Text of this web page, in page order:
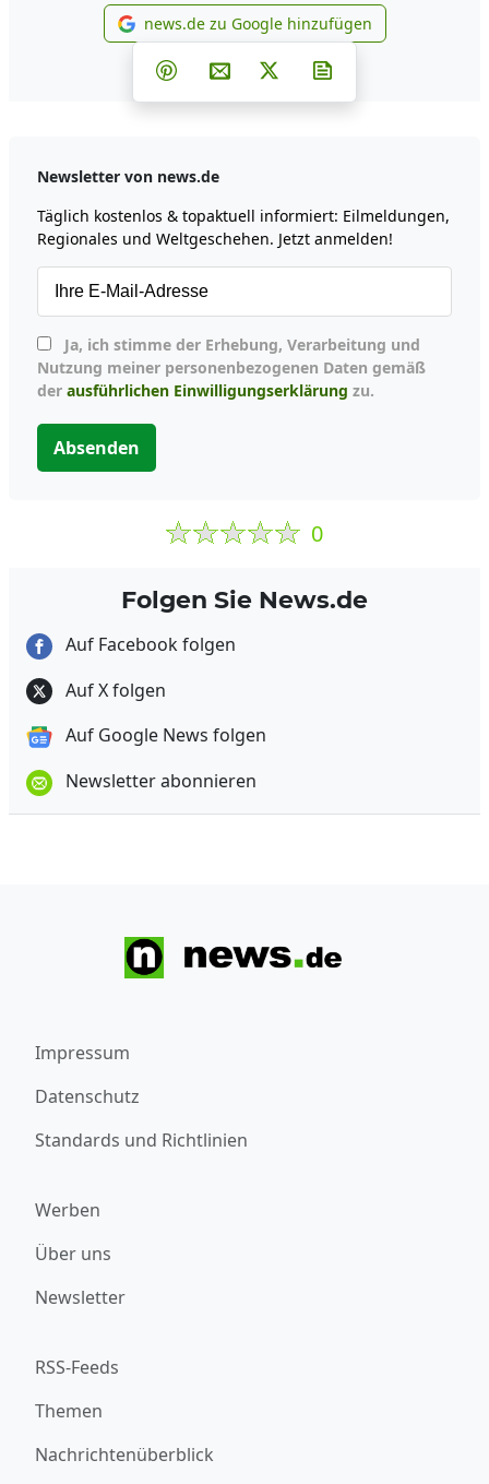
news.de zu Google
news.de zu Google hinzufügen
Teilen auf Facebook
Teilen auf Whatsapp
Teilen auf Telegram
Teilen auf Pinterest
Per E-Mail teilen
Post auf X
Newsletter von news.de
Täglich kostenlos & topaktuell informiert: Eilmeldungen,
Regionales und Weltgeschehen. Jetzt anmelden!
Nutzung meiner personenbezogenen Daten gemäß
der ausführlichen Einwilligungserklärung zu.
Absenden
0
Folgen Sie News.de
Auf Facebook folgen
Auf X folgen
Auf Google News folgen
Newsletter abonnieren
Impressum
Datenschutz
Standards und Richtlinien
Werben
Über uns
Newsletter
RSS-Feeds
Themen
Nachrichtenüberblick